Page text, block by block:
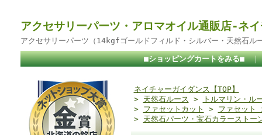
アクセサリーパーツ・アロマオイル通販店-ネ
アクセサリーパーツ（14kgfゴールドフィルド・シルバー・天然石ル
■ショッピングカートをみる■
ネイチャーガイダンス【TOP】
> 天然石ルース >
トルマリン・ル
> ファセットカット > ファセット
> 天然石パーツ・宝石カラーストー